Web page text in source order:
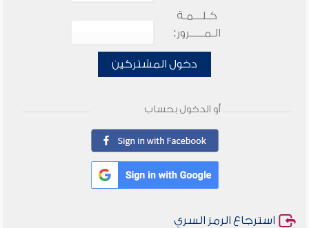
كـلـــمـة
الـمـــــرور:
دخول المشتركين
أو الدخول بحساب
استرجاع الرمز السري